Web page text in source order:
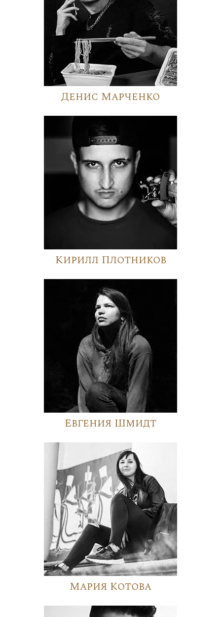
Денис Марченко
Кирилл Плотников
Евгения Шмидт
Мария Котова